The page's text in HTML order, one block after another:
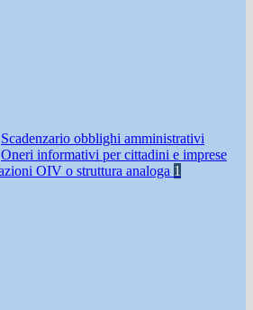
Scadenzario obblighi amministrativi
Oneri informativi per cittadini e imprese
OIV o struttura analoga 1